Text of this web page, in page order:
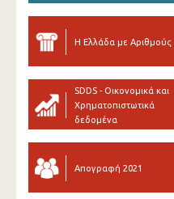
Η Ελλάδα με Αριθμούς
SDDS - Οικονομικά και
Χρηματοπιστωτικά
δεδομένα
Απογραφή 2021